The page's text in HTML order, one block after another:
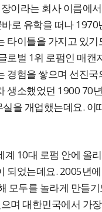
이라는 회사 이름에
로 유학을 떠나
타이틀을 가지고 있
로벌 1위 로펌인 매
경험을 쌓으며 선진
생소했었던 1900 70
을 개업했는데요. 이
10대 로펌 안에 올
되었는데요. 2005년
모두를 놀라게 만들
며 대한민국에서 가